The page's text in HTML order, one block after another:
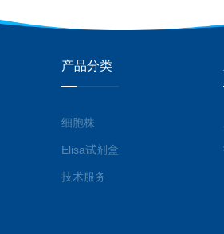
产品分类
细胞株
Elisa试剂盒
技术服务